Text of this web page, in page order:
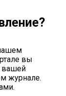
вы
вашей
журнале.